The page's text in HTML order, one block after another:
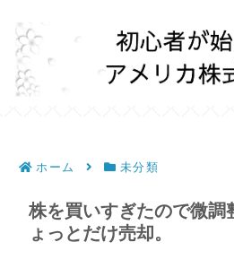
ホーム 未分類
株を買いすぎたので微調
ょっとだけ売却。